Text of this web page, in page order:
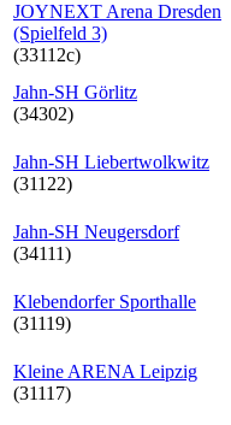
JOYNEXT Arena Dresden
(Spielfeld 3)
(33112c)
Jahn-SH Görlitz
(34302)
Jahn-SH Liebertwolkwitz
(31122)
Jahn-SH Neugersdorf
(34111)
Klebendorfer Sporthalle
(31119)
Kleine ARENA Leipzig
(31117)